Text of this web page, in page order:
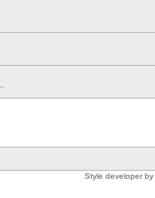
Style developer by